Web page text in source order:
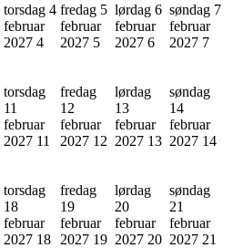
torsdag 4
februar
2027 4
fredag 5
februar
2027 5
lørdag 6
februar
2027 6
søndag 7
februar
2027 7
torsdag
11
februar
2027 11
fredag
12
februar
2027 12
lørdag
13
februar
2027 13
søndag
14
februar
2027 14
torsdag
18
februar
2027 18
fredag
19
februar
2027 19
lørdag
20
februar
2027 20
søndag
21
februar
2027 21